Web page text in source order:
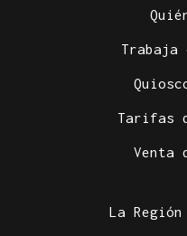
Trabaja
Tarifas
Venta
La